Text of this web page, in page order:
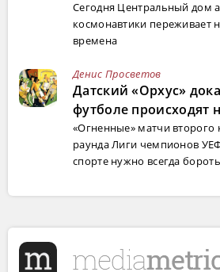
Сегодня Центральный дом
космонавтики переживает
времена
Денис Просветов
Датский «Орхус»
футболе происходят
«Огненные» матчи второго
раунда Лиги чемпионов
спорте нужно всегда